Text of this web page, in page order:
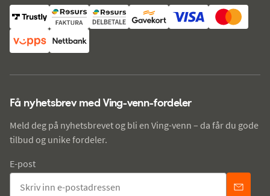
Få nyhetsbrev med Ving-venn-fordeler
Meld deg på nyhetsbrevet og bli en Ving-venn – da får du gode
tilbud og unike fordeler.
E-post